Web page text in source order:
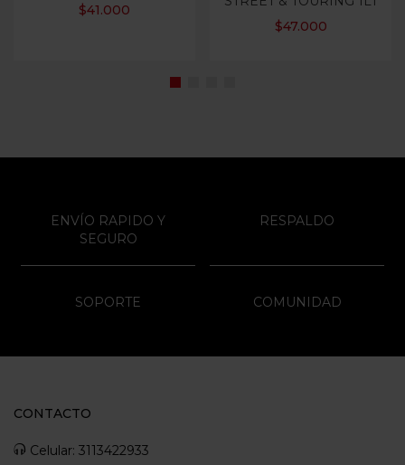
$41.000
$47.000
ENVÍO RAPIDO Y
SEGURO
RESPALDO
SOPORTE COMUNIDAD
CONTACTO
Celular: 3113422933